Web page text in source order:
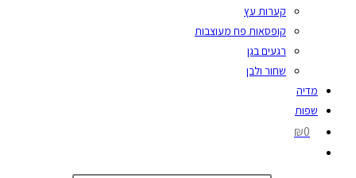
קערות עץ
קופסאות פח מעוצבות
רגעים בגן
שחור ולבן
מדיה
שפות
₪0